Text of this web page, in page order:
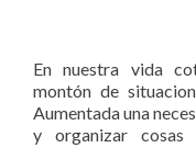
En nuestra vida
montón de
Aumentada una
y organizar